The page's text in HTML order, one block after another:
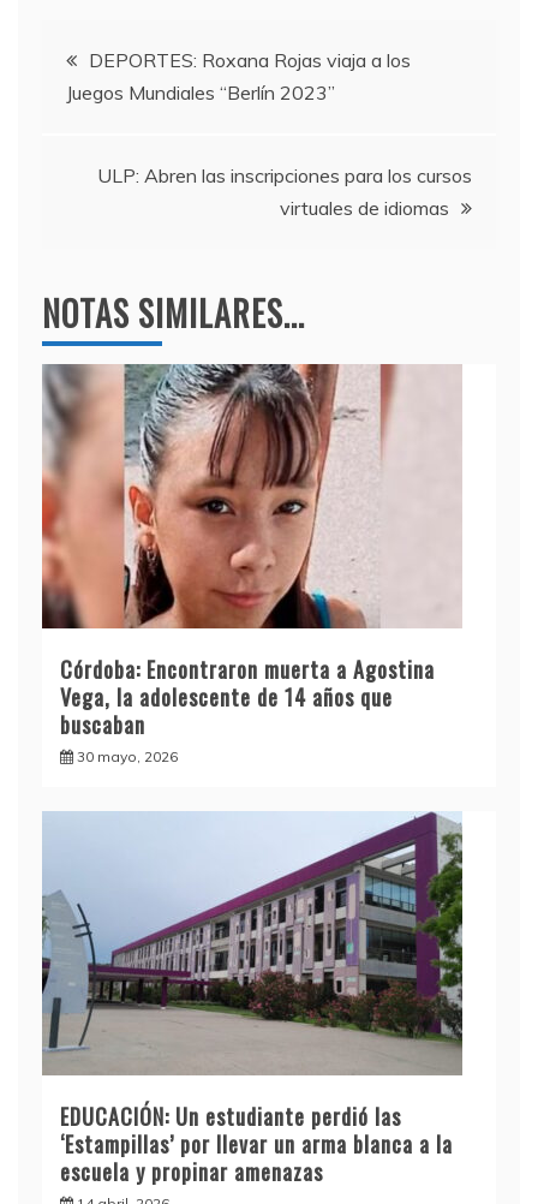
b
o
k
a
m
A
p
Navegación
de
entradas
DEPORTES: Roxana Rojas viaja a los
Juegos Mundiales “Berlín 2023”
ULP: Abren las inscripciones para los cursos
virtuales de idiomas
NOTAS SIMILARES...
Córdoba: Encontraron muerta a Agostina
Vega, la adolescente de 14 años que
buscaban
30 mayo, 2026
EDUCACIÓN: Un estudiante perdió las
‘Estampillas’ por llevar un arma blanca a la
escuela y propinar amenazas